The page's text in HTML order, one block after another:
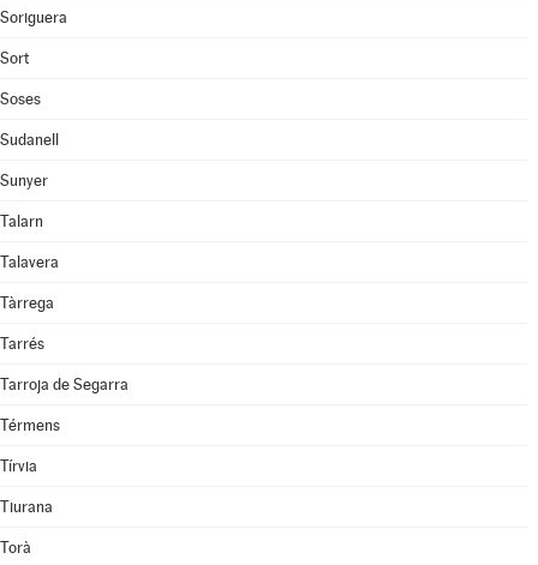
Soriguera
Sort
Soses
Sudanell
Sunyer
Talarn
Talavera
Tàrrega
Tarrés
Tarroja de Segarra
Térmens
Tírvia
Tiurana
Torà